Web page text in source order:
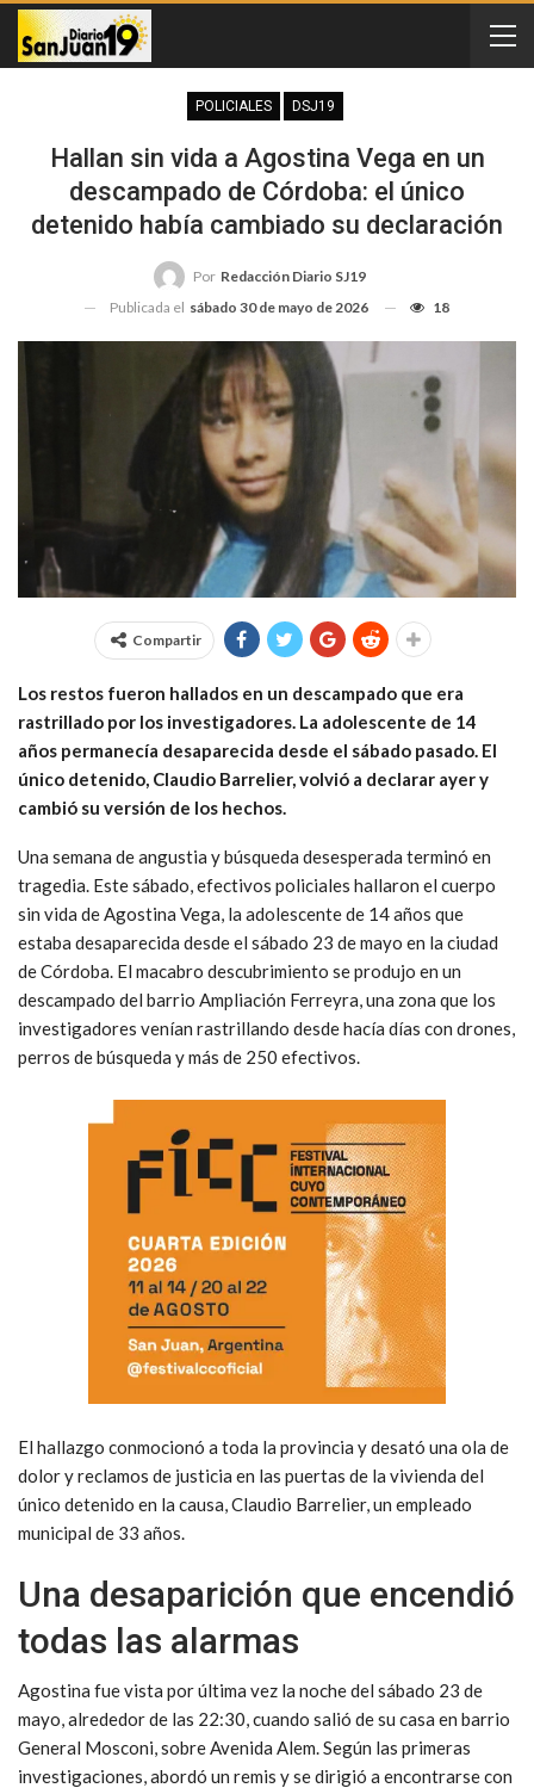
POLICIALES DSJ19
Hallan sin vida a Agostina Vega en un
descampado de Córdoba: el único
detenido había cambiado su declaración
Por Redacción Diario SJ19
Publicada el sábado 30 de mayo de 2026 18
Compartir
Los restos fueron hallados en un descampado que era
rastrillado por los investigadores. La adolescente de 14
años permanecía desaparecida desde el sábado pasado. El
único detenido, Claudio Barrelier, volvió a declarar ayer y
cambió su versión de los hechos.
Una semana de angustia y búsqueda desesperada terminó en
tragedia. Este sábado, efectivos policiales hallaron el cuerpo
sin vida de Agostina Vega, la adolescente de 14 años que
estaba desaparecida desde el sábado 23 de mayo en la ciudad
de Córdoba. El macabro descubrimiento se produjo en un
descampado del barrio Ampliación Ferreyra, una zona que los
investigadores venían rastrillando desde hacía días con drones,
perros de búsqueda y más de 250 efectivos.
El hallazgo conmocionó a toda la provincia y desató una ola de
dolor y reclamos de justicia en las puertas de la vivienda del
único detenido en la causa, Claudio Barrelier, un empleado
municipal de 33 años.
Una desaparición que encendió
todas las alarmas
Agostina fue vista por última vez la noche del sábado 23 de
mayo, alrededor de las 22:30, cuando salió de su casa en barrio
General Mosconi, sobre Avenida Alem. Según las primeras
investigaciones, abordó un remis y se dirigió a encontrarse con